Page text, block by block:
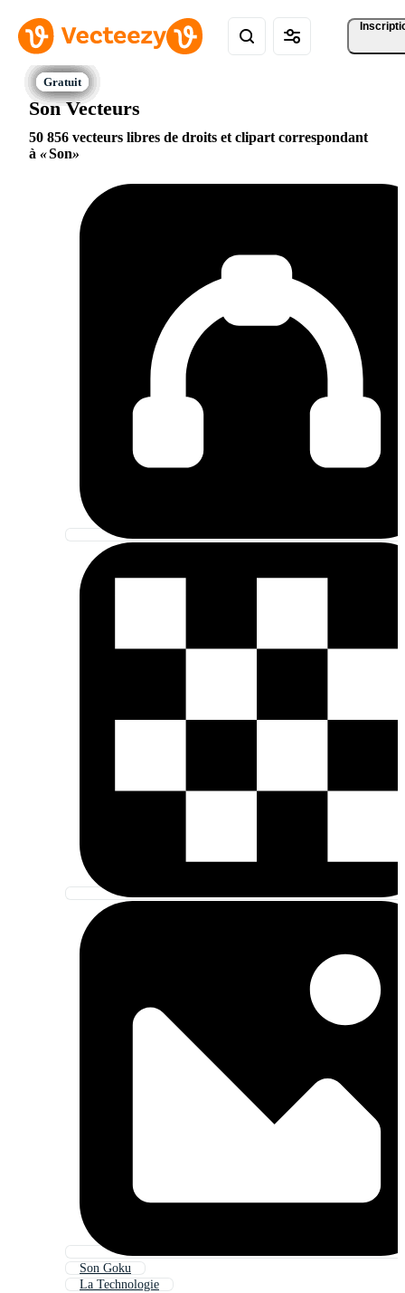
Son Vecteurs
50 856 vecteurs libres de droits et clipart correspondant
à
Son
Son Goku
La Technologie